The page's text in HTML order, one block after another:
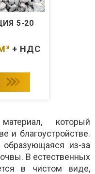
5-20
+ НДС
который
и благоустройстве.
из-за
В естественных
в чистом виде,